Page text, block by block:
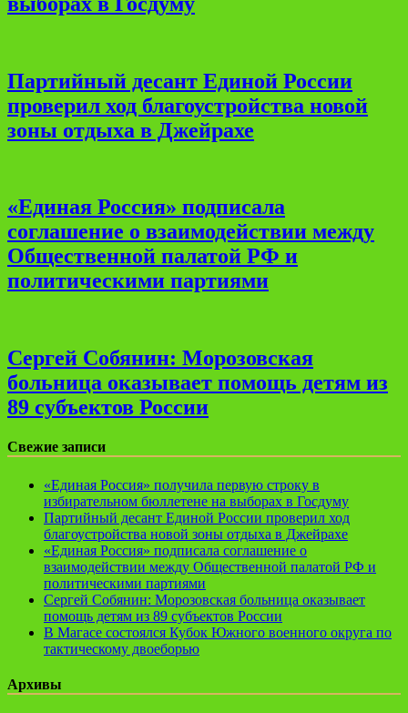
Партийный десант Единой России
проверил ход благоустройства новой
зоны отдыха в Джейрахе
«Единая Россия» подписала
соглашение о взаимодействии между
Общественной палатой РФ и
политическими партиями
Сергей Собянин: Морозовская
больница оказывает помощь детям из
89 субъектов России
Свежие записи
«Единая Россия» получила первую строку в
избирательном бюллетене на выборах в Госдуму
Партийный десант Единой России проверил ход
благоустройства новой зоны отдыха в Джейрахе
«Единая Россия» подписала соглашение о
взаимодействии между Общественной палатой РФ и
политическими партиями
Сергей Собянин: Морозовская больница оказывает
помощь детям из 89 субъектов России
В Магасе состоялся Кубок Южного военного округа по
тактическому двоеборью
Архивы